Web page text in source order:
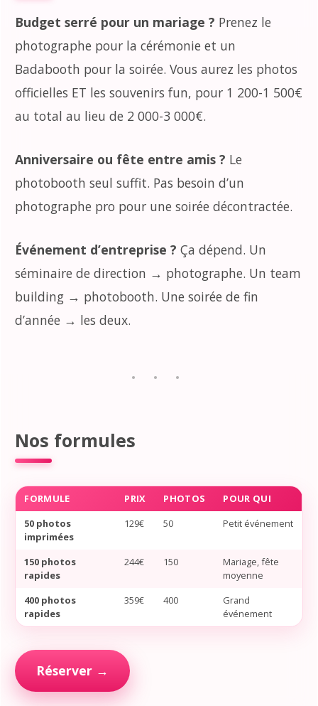
Budget serré pour un mariage ? Prenez le
photographe pour la cérémonie et un
Badabooth pour la soirée. Vous aurez les photos
officielles ET les souvenirs fun, pour 1 200-1 500€
au total au lieu de 2 000-3 000€.
Anniversaire ou fête entre amis ? Le
photobooth seul suffit. Pas besoin d’un
photographe pro pour une soirée décontractée.
Événement d’entreprise ? Ça dépend. Un
séminaire de direction → photographe. Un team
building → photobooth. Une soirée de fin
d’année → les deux.
Nos formules
FORMULE PRIX PHOTOS
POUR QUI
50 photos
imprimées
129€ 50 Petit événement
150 photos
rapides
244€ 150
Mariage, fête
moyenne
400 photos
rapides
359€ 400
Grand
événement
Réserver →